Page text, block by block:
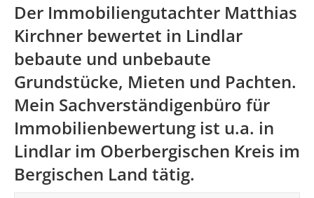
Der Immobiliengutachter Matthias
Kirchner bewertet in Lindlar
bebaute und unbebaute
Grundstücke, Mieten und Pachten.
Mein Sachverständigenbüro für
Immobilienbewertung ist u.a. in
Lindlar im Oberbergischen Kreis im
Bergischen Land tätig.